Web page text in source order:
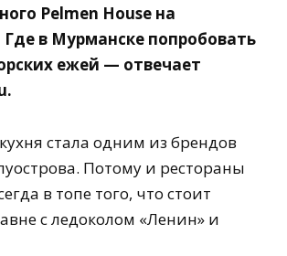
Pelmen House на
в Мурманске попробовать
ежей — отвечает
стала одним из брендов
Потому и рестораны
в топе того, что стоит
с ледоколом «Ленин» и